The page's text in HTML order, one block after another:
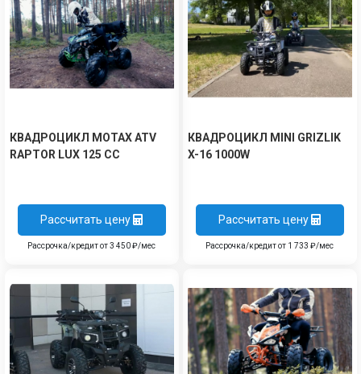
КВАДРОЦИКЛ MOTAX ATV
RAPTOR LUX 125 СС
Рассчитать цену
Рассрочка/кредит от 3 450 ₽/мес
КВАДРОЦИКЛ MINI GRIZLIK
X-16 1000W
Рассчитать цену
Рассрочка/кредит от 1 733 ₽/мес